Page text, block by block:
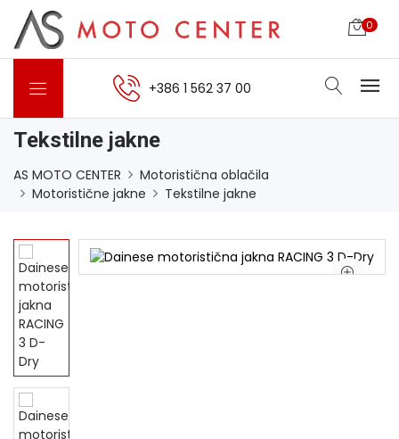
0
+386 1 562 37 00
Tekstilne jakne
AS MOTO CENTER
Motoristična oblačila
Motoristične jakne
Tekstilne jakne